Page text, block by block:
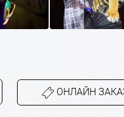
ОНЛАЙН